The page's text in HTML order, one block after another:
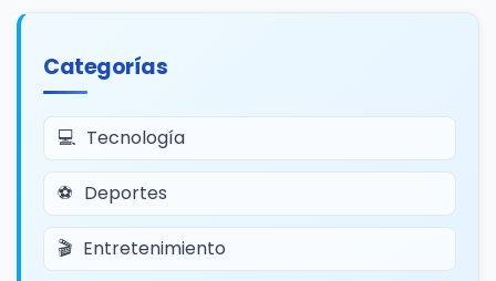
Categorías
Tecnología
Deportes
Entretenimiento